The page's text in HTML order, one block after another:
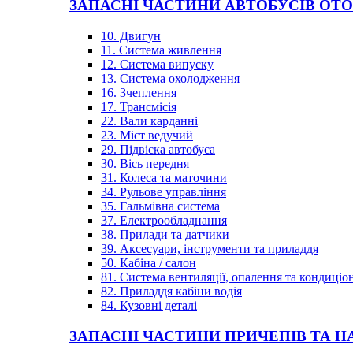
ЗАПАСНІ ЧАСТИНИ АВТОБУСІВ
10. Двигун
11. Система живлення
12. Система випуску
13. Система охолодження
16. Зчеплення
17. Трансмісія
22. Вали карданні
23. Міст ведучий
29. Підвіска автобуса
30. Вісь передня
31. Колеса та маточини
34. Рульове управління
35. Гальмівна система
37. Електрообладнання
38. Прилади та датчики
39. Аксесуари, інструменти та приладдя
50. Кабіна / салон
81. Система вентиляції, опалення та
82. Приладдя кабіни водія
84. Кузовні деталі
ЗАПАСНІ ЧАСТИНИ ПРИЧЕПІВ ТА